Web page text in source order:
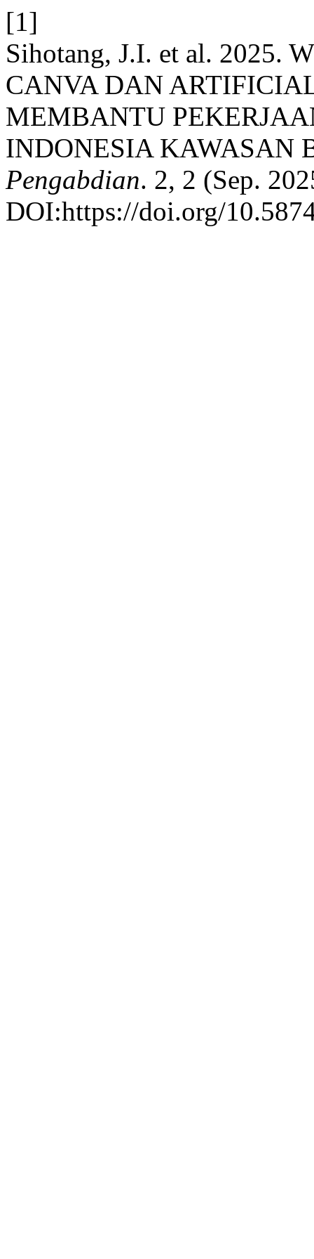
[1]
Sihotang, J.I. et al. 2025.
CANVA DAN
MEMBANTU
INDONESIA KAWASAN
Pengabdian. 2, 2 (Sep.
DOI:https://doi.org/